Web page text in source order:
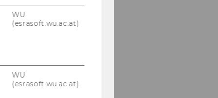
Tax Treaties"
Spannungsfeld
WU
(esrasoft.wu.ac.at)
WU
(esrasoft.wu.ac.at)